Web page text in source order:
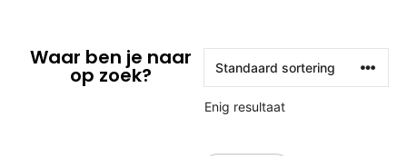
Waar ben je naar
op zoek?
Enig resultaat